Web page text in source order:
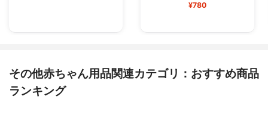
¥780
その他赤ちゃん用品関連カテゴリ：おすすめ商品
ランキング